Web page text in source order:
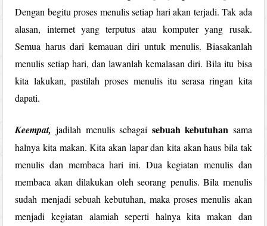
Dengan begitu proses menulis setiap hari akan terjadi. Tak ada
alasan, internet yang terputus atau komputer yang rusak.
Semua harus dari kemauan diri untuk menulis. Biasakanlah
menulis setiap hari, dan lawanlah kemalasan diri. Bila itu bisa
kita lakukan, pastilah proses menulis itu serasa ringan kita
dapati.
Keempat, jadilah menulis sebagai sebuah kebutuhan sama
halnya kita makan. Kita akan lapar dan kita akan haus bila tak
menulis dan membaca hari ini. Dua kegiatan menulis dan
membaca akan dilakukan oleh seorang penulis. Bila menulis
sudah menjadi sebuah kebutuhan, maka proses menulis akan
menjadi kegiatan alamiah seperti halnya kita makan dan